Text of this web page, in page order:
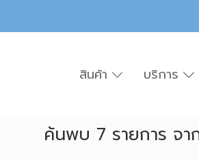
สินค้า บริการ
ค้นพบ 7 รายการ จา